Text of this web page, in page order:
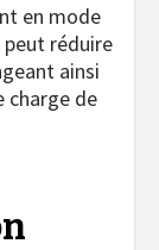
en mode
réduire
ainsi
charge de